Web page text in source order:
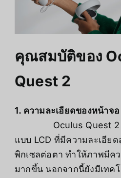
คุณสมบัติของ
Quest 2
1. ความละเอียดของหน้าจอ
Oculus Quest 2 ม
แบบ LCD ที่มีความละเอียด
พิกเซลต่อตา ทำให้ภาพมีค
มากขึ้น นอกจากนี้ยังมีเทค